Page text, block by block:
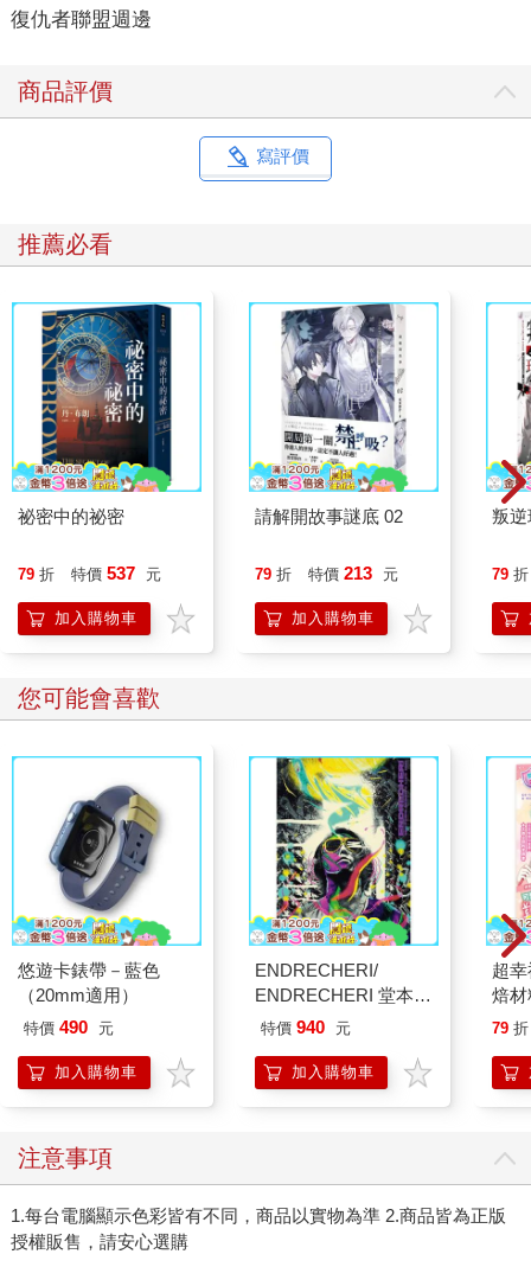
復仇者聯盟週邊
商品評價
寫評價
推薦必看
祕密中的祕密
79 折 特價 537 元
加入購物車
請解開故事謎底 02
79 折 特價 213 元
加入購物車
叛逆
79 折
您可能會喜歡
悠遊卡錶帶－藍色
（20mm適用）
特價 490 元
加入購物車
ENDRECHERI/
ENDRECHERI 堂本
剛 2019巡迴演唱會
（2DVD）
特價 940 元
加入購物車
超
焙
愛
79 折
注意事項
1.每台電腦顯示色彩皆有不同，商品以實物為準 2.商品皆為正版
授權販售，請安心選購